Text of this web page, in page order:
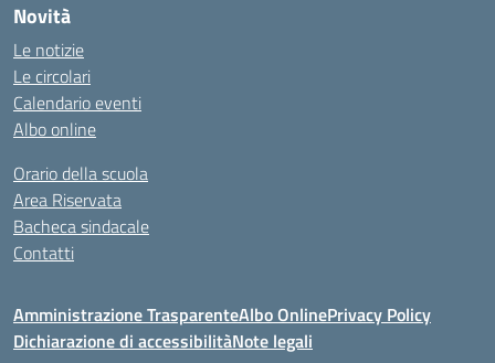
Novità
Le notizie
Le circolari
Calendario eventi
Albo online
Orario della scuola
Area Riservata
Bacheca sindacale
Contatti
Amministrazione TrasparenteAlbo OnlinePrivacy Policy
Dichiarazione di accessibilitàNote legali